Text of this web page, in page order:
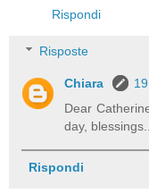
Rispondi
Risposte
Chiara
Dear
day,
Rispondi